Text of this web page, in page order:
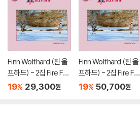
Finn Wolfhard (핀 울
프하드) - 2집 Fire Fro
m The Hip
19% 29,300원
Finn Wolfhard (핀 울
프하드) - 2집 Fire Fro
m The Hip [컬러 LP]
19% 50,700원